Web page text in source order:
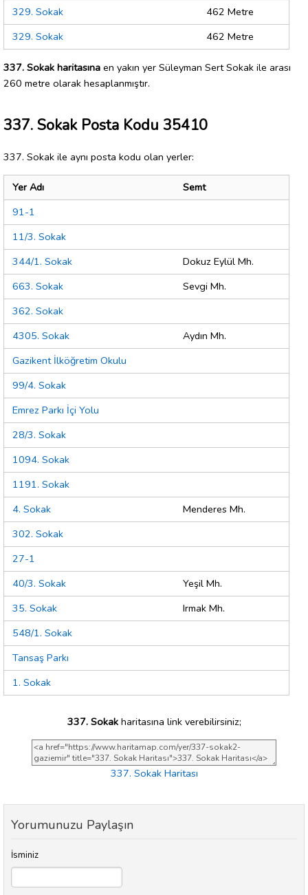
329. Sokak
462 Metre
329. Sokak
462 Metre
337. Sokak haritasına en yakın yer Süleyman Sert Sokak ile arası
260 metre olarak hesaplanmıştır.
337. Sokak Posta Kodu 35410
337. Sokak ile aynı posta kodu olan yerler:
Yer Adı
Semt
91-1
11/3. Sokak
344/1. Sokak
Dokuz Eylül Mh.
663. Sokak
Sevgi Mh.
362. Sokak
4305. Sokak
Aydın Mh.
Gazikent İlköğretim Okulu
99/4. Sokak
Emrez Parkı İçi Yolu
28/3. Sokak
1094. Sokak
1191. Sokak
4. Sokak
Menderes Mh.
302. Sokak
27-1
40/3. Sokak
Yeşil Mh.
35. Sokak
Irmak Mh.
548/1. Sokak
Tansaş Parkı
1. Sokak
337. Sokakharitasına link verebilirsiniz;
337. Sokak Haritası
Yorumunuzu Paylaşın
İsminiz